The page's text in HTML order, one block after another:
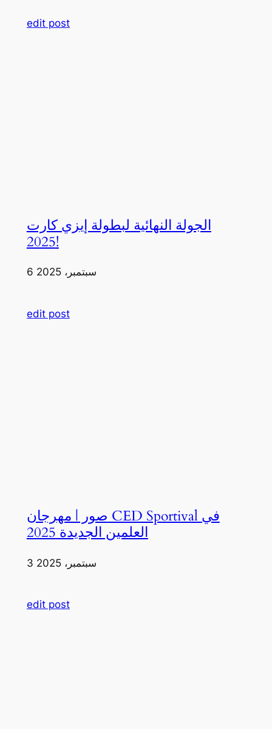
edit post
الجولة النهائية لبطولة إيزي كارت
2025!
6 سبتمبر، 2025
edit post
صور | مهرجان CED Sportival في
العلمين الجديدة 2025
3 سبتمبر، 2025
edit post